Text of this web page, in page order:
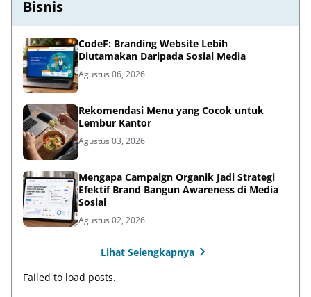
Bisnis
CodeF: Branding Website Lebih
Diutamakan Daripada Sosial Media
Agustus 06, 2026
Rekomendasi Menu yang Cocok untuk
Lembur Kantor
Agustus 03, 2026
Mengapa Campaign Organik Jadi Strategi
Efektif Brand Bangun Awareness di Media
Sosial
Agustus 02, 2026
Lihat Selengkapnya
Failed to load posts.